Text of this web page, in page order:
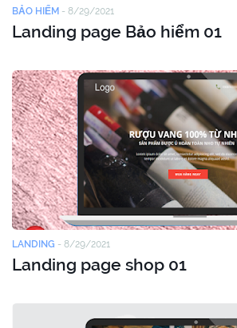
BẢO HIỂM - 8/29/2021
Landing page Bảo hiểm 01
LANDING - 8/29/2021
Landing page shop 01